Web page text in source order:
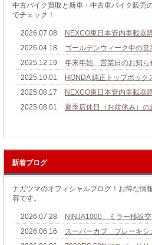
中古バイク買取と新車・中古車バイク販売
でチェック！
2026.07.08
NEXCO東日本管内車載器
2026.04.18
ゴールデンウィーク中の
2025.12.19
年末年始 営業日のお知ら
2025.10.01
HONDA 純正トップボック
2025.08.17
NEXCO東日本管内車載器
2025.08.01
夏季店休日（お盆休み）の
新着ブログ
ナガツマのオフィシャルブログ！お得な情
容です。
2026.07.28
NINJA1000 ミラー移設交
2026.06.16
スーパーカブ ブレーキシ